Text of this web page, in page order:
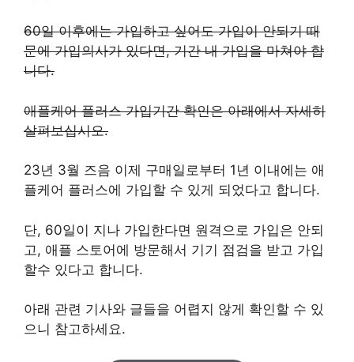
60일 이후에는 가입하고 싶어도 가입이 안되기 때
문에 가입의사가 있다면, 기간 내 가입을 마쳐야 합
니다.
애플케어 플러스 가입기간 확인은 아래에서 자세히
살펴보십시오.
23년 3월 즈음 이제 구매일로부터 1년 이내에는 애
플케어 플러스에 가입할 수 있게 되었다고 합니다.
단, 60일이 지나 가입한다면 원격으로 가입은 안되
고, 애플 스토어에 방문해서 기기 점검을 받고 가입
할수 있다고 합니다.
아래 관련 기사와 글들을 어렵지 않게 확인할 수 있
으니 참고하세요.